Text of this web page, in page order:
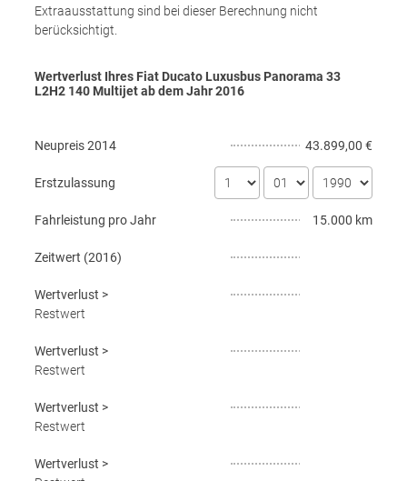
Extraausstattung sind bei dieser Berechnung nicht
berücksichtigt.
Wertverlust Ihres Fiat Ducato Luxusbus Panorama 33
L2H2 140 Multijet ab dem Jahr2016
Neupreis2014 43.899,00 €
Erstzulassung
Fahrleistung pro Jahr 15.000 km
Zeitwert (2016)
Wertverlust >
Restwert
Wertverlust >
Restwert
Wertverlust >
Restwert
Wertverlust >